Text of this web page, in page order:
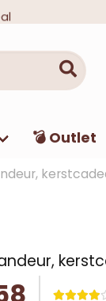
💣 Outlet